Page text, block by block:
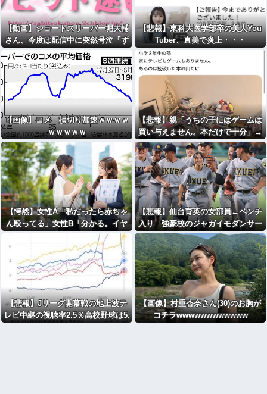
【動画】ショートスリーパー堀大輔
さん、今度は配信中に突然号泣「ず
っと涙が止まらない」
【悲報】東科大医学部卒の美人You
Tuber、直美で炎上・・・
【画像】コメ 損切り加速ｗｗｗｗ
ｗｗｗｗｗ
【悲報】親「うちの子にはゲームは
買い与えません。本だけで十分」→
結果ｗｗｗ
【愕然】女性A「私だったら赤ちゃ
ん殴ってる」女性B「分かる。イヤ
イヤ期で絶対コ〇す」⇒！！
【悲報】仙台育英の女部員←ベンチ
入り 強豪校のジャガイモダンサー
←ベンチ外
【悲報】Jリーグ開幕戦の地上波テ
レビ中継の視聴率2.5％高校野球は5.
【画像】村重杏奈さん(30)のお胸が
コチラwwwwwwwwwwww